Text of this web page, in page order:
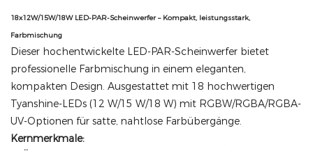
18x12W/15W/18W LED-PAR-Scheinwerfer – Kompakt, leistungsstark,
Farbmischung
Dieser hochentwickelte LED-PAR-Scheinwerfer bietet
professionelle Farbmischung in einem eleganten,
kompakten Design. Ausgestattet mit 18 hochwertigen
Tyanshine-LEDs (12 W/15 W/18 W) mit RGBW/RGBA/RGBA-
UV-Optionen für satte, nahtlose Farbübergänge.
Kernmerkmale: